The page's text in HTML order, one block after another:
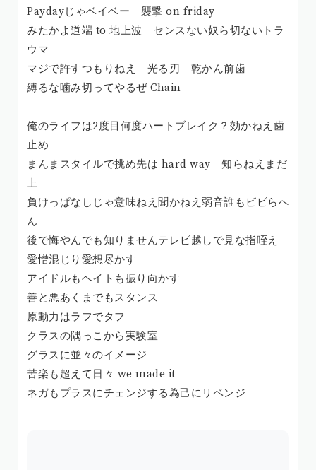
Paydayじゃベイベー 襲撃 on friday
みたかよ道端 to 地上波 センスない奴ら切ないトラ
ウマ
マジで許すつもりねえ 光る刃 乾かん前歯
縛るな噛み切ってやるぜ Chain
俺のライフは2度目何度ハートブレイク？効かねえ歯
止め
まんまスタイルで挑め先は hard way 知らねえまだ
上
負けっぱなしじゃ意味ねえ聞かねえ弱音誰もビビらへ
ん
後で悔やんでも知りませんテレビ越しで見な指咥え
愛憎混じり愛想尽かす
アイドルもヘイトも振り向かす
善と悪あくまでもスタンス
原動力はラフでタフ
クラスの隅っこから実験室
グラスに並々のイメージ
苦楽も超えて日々 we made it
ネガもプラスにチェンジする為己にリベンジ